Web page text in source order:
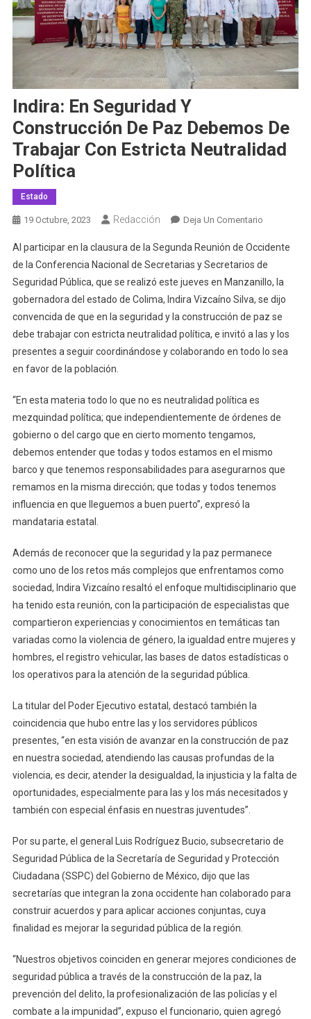
Indira: En Seguridad Y
Construcción De Paz Debemos De
Trabajar Con Estricta Neutralidad
Política
Estado
19 Octubre, 2023 Redacción Deja Un ComentarioEn
En
Seguridad
Y
De
Paz
Debemos
Estricta
Al participar en la clausura de la Segunda Reunión de Occidente
de la Conferencia Nacional de Secretarias y Secretarios de
Seguridad Pública, que se realizó este jueves en Manzanillo, la
gobernadora del estado de Colima, Indira Vizcaíno Silva, se dijo
convencida de que en la seguridad y la construcción de paz se
debe trabajar con estricta neutralidad política, e invitó a las y los
presentes a seguir coordinándose y colaborando en todo lo sea
en favor de la población.
“En esta materia todo lo que no es neutralidad política es
mezquindad política; que independientemente de órdenes de
gobierno o del cargo que en cierto momento tengamos,
debemos entender que todas y todos estamos en el mismo
barco y que tenemos responsabilidades para asegurarnos que
remamos en la misma dirección; que todas y todos tenemos
influencia en que lleguemos a buen puerto”, expresó la
mandataria estatal.
Además de reconocer que la seguridad y la paz permanece
como uno de los retos más complejos que enfrentamos como
sociedad, Indira Vizcaíno resaltó el enfoque multidisciplinario que
ha tenido esta reunión, con la participación de especialistas que
compartieron experiencias y conocimientos en temáticas tan
variadas como la violencia de género, la igualdad entre mujeres y
hombres, el registro vehicular, las bases de datos estadísticas o
los operativos para la atención de la seguridad pública.
La titular del Poder Ejecutivo estatal, destacó también la
coincidencia que hubo entre las y los servidores públicos
presentes, “en esta visión de avanzar en la construcción de paz
en nuestra sociedad, atendiendo las causas profundas de la
violencia, es decir, atender la desigualdad, la injusticia y la falta de
oportunidades, especialmente para las y los más necesitados y
también con especial énfasis en nuestras juventudes”.
Por su parte, el general Luis Rodríguez Bucio, subsecretario de
Seguridad Pública de la Secretaría de Seguridad y Protección
Ciudadana (SSPC) del Gobierno de México, dijo que las
secretarías que integran la zona occidente han colaborado para
construir acuerdos y para aplicar acciones conjuntas, cuya
finalidad es mejorar la seguridad pública de la región.
“Nuestros objetivos coinciden en generar mejores condiciones de
seguridad pública a través de la construcción de la paz, la
prevención del delito, la profesionalización de las policías y el
combate a la impunidad”, expuso el funcionario, quien agregó